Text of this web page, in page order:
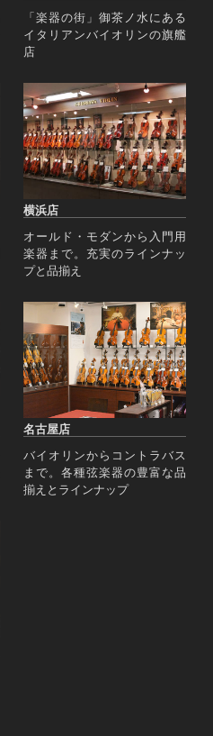
「楽器の街」御茶ノ水にある
イタリアンバイオリンの旗艦
店
横浜店
オールド・モダンから入門用
楽器まで。充実のラインナッ
プと品揃え
名古屋店
バイオリンからコントラバス
まで。各種弦楽器の豊富な品
揃えとラインナップ